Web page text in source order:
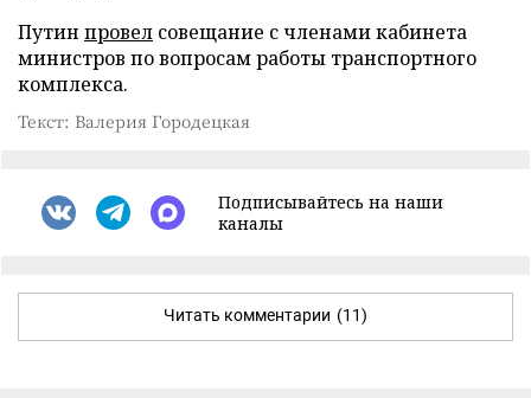
Путин провел совещание с членами кабинета
министров по вопросам работы транспортного
комплекса.
Текст: Валерия Городецкая
Подписывайтесь на наши
каналы
Читать комментарии (11)